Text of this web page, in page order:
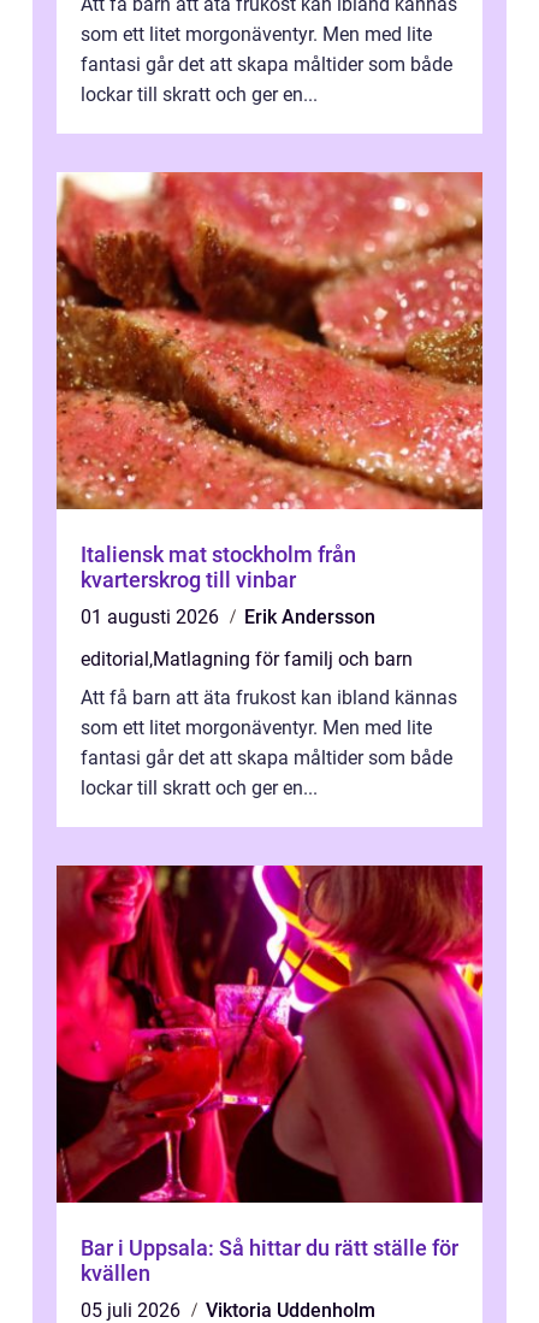
som ett litet morgonäventyr. Men med lite
fantasi går det att skapa måltider som både
lockar till skratt och ger en...
Italiensk mat stockholm från
kvarterskrog till vinbar
01 augusti 2026
Erik Andersson
editorial,Matlagning för familj och barn
Att få barn att äta frukost kan ibland kännas
som ett litet morgonäventyr. Men med lite
fantasi går det att skapa måltider som både
lockar till skratt och ger en...
Bar i Uppsala: Så hittar du rätt ställe för
kvällen
05 juli 2026
Viktoria Uddenholm